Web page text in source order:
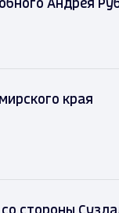
Андрея
края